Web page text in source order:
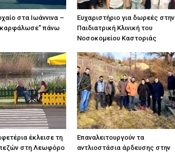
στα Ιωάννινα –
πάνω
Ευχαριστήριο για δωρεές στην
Παιδιατρική Κλινική του
Νοσοκομείου Καστοριάς
έκλεισε τη
στη Λεωφόρο
Επαναλειτουργούν τα
αντλιοστάσια άρδευσης στην